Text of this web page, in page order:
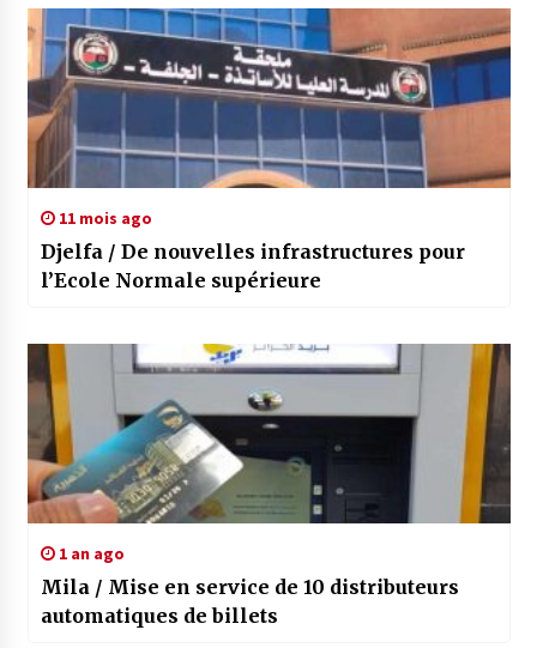
11 mois ago
Djelfa / De nouvelles infrastructures pour
l’Ecole Normale supérieure
1 an ago
Mila / Mise en service de 10 distributeurs
automatiques de billets